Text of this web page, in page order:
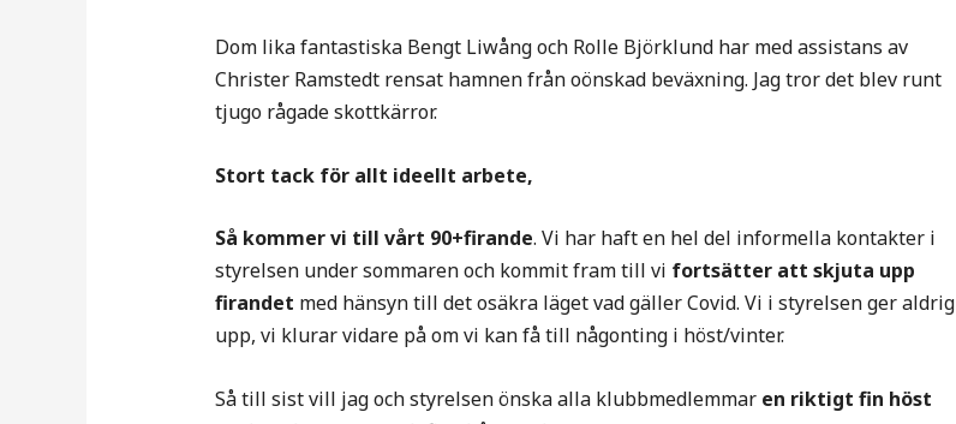
Dom lika fantastiska Bengt Liwång och Rolle Björklund har med assistans av
Christer Ramstedt rensat hamnen från oönskad beväxning. Jag tror det blev runt
tjugo rågade skottkärror.
Stort tack för allt ideellt arbete,
Så kommer vi till vårt 90+firande. Vi har haft en hel del informella kontakter i
styrelsen under sommaren och kommit fram till vi fortsätter att skjuta upp
firandet med hänsyn till det osäkra läget vad gäller Covid. Vi i styrelsen ger aldrig
upp, vi klurar vidare på om vi kan få till någonting i höst/vinter.
Så till sist vill jag och styrelsen önska alla klubbmedlemmar en riktigt fin höst